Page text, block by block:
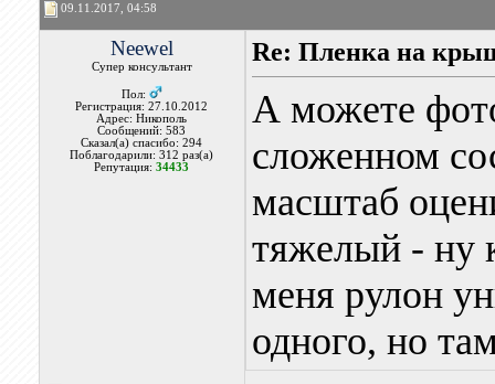
09.11.2017, 04:58
Neewel
Супер консультант
Пол:
Регистрация: 27.10.2012
Адрес: Никополь
Сообщений: 583
Сказал(а) спасибо: 294
Поблагодарили: 312 раз(а)
Репутация:34433
Re: Пленка на
А можете
сложенном
масштаб
тяжелый - ну
меня рулон
одного, но